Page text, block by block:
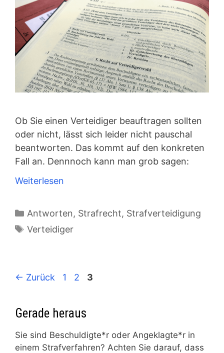
Ob Sie einen Verteidiger beauftragen sollten
oder nicht, lässt sich leider nicht pauschal
beantworten. Das kommt auf den konkreten
Fall an. Dennnoch kann man grob sagen:
Weiterlesen
Kategorien
Antworten, Strafrecht, Strafverteidigung
Schlagwörter
Verteidiger
← Zurück Seite
1 Seite
2 Seite
3
Gerade heraus
Sie sind Beschuldigte*r oder Angeklagte*r in
einem Strafverfahren? Achten Sie darauf, dass